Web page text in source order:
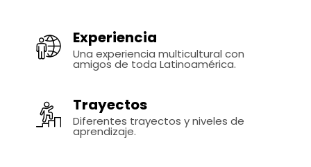
Experiencia
Una experiencia multicultural con
amigos de toda Latinoamérica.
Trayectos
Diferentes trayectos y niveles de
aprendizaje.